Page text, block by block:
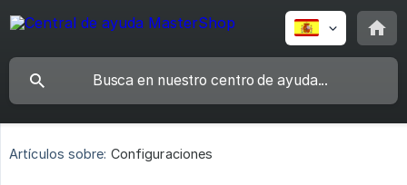
Artículos sobre: Configuraciones